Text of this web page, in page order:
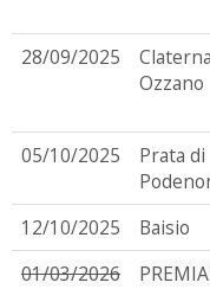
28/09/2025
Claterna
Ozzano
05/10/2025
Prata di
12/10/2025 Baisio
01/03/2026